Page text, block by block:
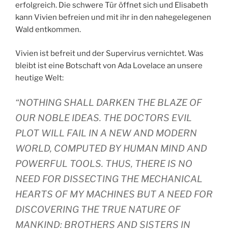
erfolgreich. Die schwere Tür öffnet sich und Elisabeth
kann Vivien befreien und mit ihr in den nahegelegenen
Wald entkommen.
Vivien ist befreit und der Supervirus vernichtet. Was
bleibt ist eine Botschaft von Ada Lovelace an unsere
heutige Welt:
“NOTHING SHALL DARKEN THE BLAZE OF
OUR NOBLE IDEAS. THE DOCTORS EVIL
PLOT WILL FAIL IN A NEW AND MODERN
WORLD, COMPUTED BY HUMAN MIND AND
POWERFUL TOOLS. THUS, THERE IS NO
NEED FOR DISSECTING THE MECHANICAL
HEARTS OF MY MACHINES BUT A NEED FOR
DISCOVERING THE TRUE NATURE OF
MANKIND: BROTHERS AND SISTERS IN